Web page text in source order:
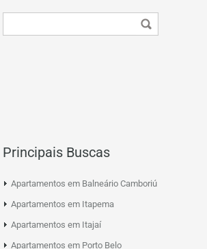
Principais Buscas
Apartamentos em Balneário Camboriú
Apartamentos em Itapema
Apartamentos em Itajaí
Apartamentos em Porto Belo